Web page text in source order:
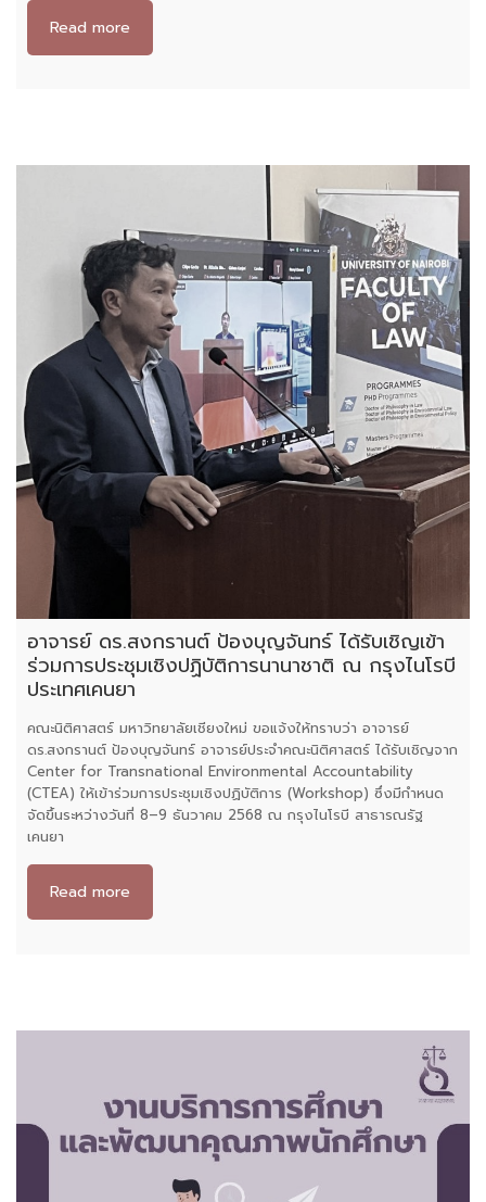
Read more
อาจารย์ ดร.สงกรานต์ ป้องบุญจันทร์ ได้รับเชิญเข้า
ร่วมการประชุมเชิงปฏิบัติการนานาชาติ ณ กรุงไนโรบี
ประเทศเคนยา
คณะนิติศาสตร์ มหาวิทยาลัยเชียงใหม่ ขอแจ้งให้ทราบว่า อาจารย์
ดร.สงกรานต์ ป้องบุญจันทร์ อาจารย์ประจำคณะนิติศาสตร์ ได้รับเชิญจาก
Center for Transnational Environmental Accountability
(CTEA) ให้เข้าร่วมการประชุมเชิงปฏิบัติการ (Workshop) ซึ่งมีกำหนด
จัดขึ้นระหว่างวันที่ 8–9 ธันวาคม 2568 ณ กรุงไนโรบี สาธารณรัฐ
เคนยา
Read more